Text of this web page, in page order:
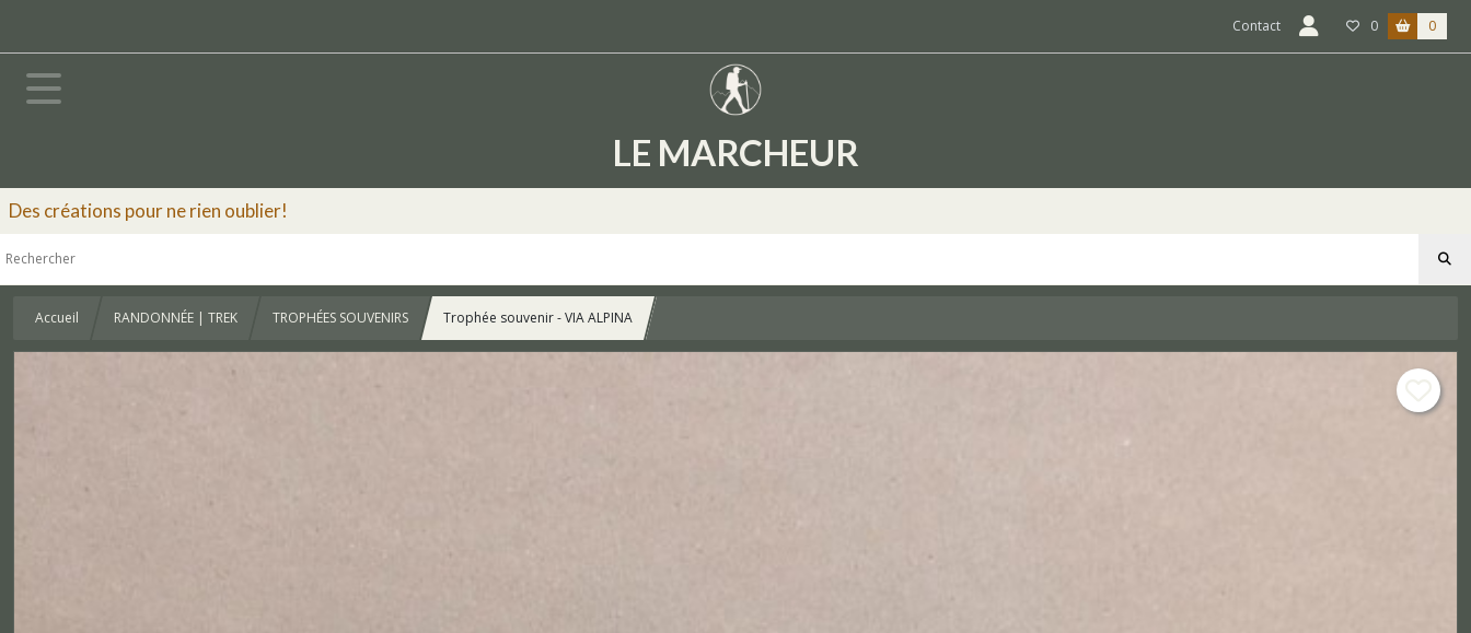
Contact 0 0
LE MARCHEUR
Des créations pour ne rien oublier!
Accueil RANDONNÉE | TREK TROPHÉES SOUVENIRS Trophée souvenir - VIA ALPINA